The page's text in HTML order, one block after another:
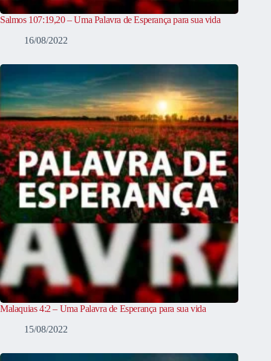
Salmos 107:19,20 – Uma Palavra de Esperança para sua vida
16/08/2022
Malaquias 4:2 – Uma Palavra de Esperança para sua vida
15/08/2022